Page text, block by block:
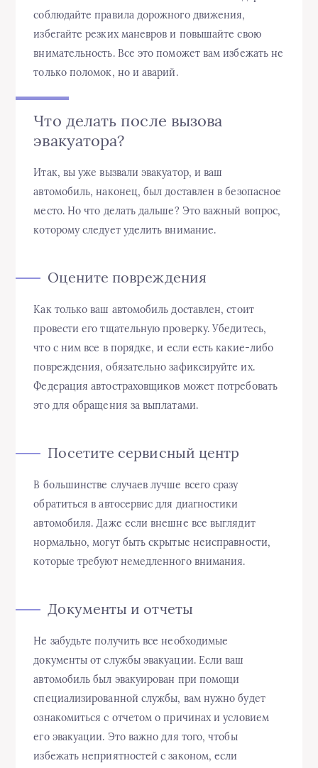
соблюдайте правила дорожного движения,
избегайте резких маневров и повышайте свою
внимательность. Все это поможет вам избежать не
только поломок, но и аварий.
Что делать после вызова
эвакуатора?
Итак, вы уже вызвали эвакуатор, и ваш
автомобиль, наконец, был доставлен в безопасное
место. Но что делать дальше? Это важный вопрос,
которому следует уделить внимание.
Оцените повреждения
Как только ваш автомобиль доставлен, стоит
провести его тщательную проверку. Убедитесь,
что с ним все в порядке, и если есть какие-либо
повреждения, обязательно зафиксируйте их.
Федерация автостраховщиков может потребовать
это для обращения за выплатами.
Посетите сервисный центр
В большинстве случаев лучше всего сразу
обратиться в автосервис для диагностики
автомобиля. Даже если внешне все выглядит
нормально, могут быть скрытые неисправности,
которые требуют немедленного внимания.
Документы и отчеты
Не забудьте получить все необходимые
документы от службы эвакуации. Если ваш
автомобиль был эвакуирован при помощи
специализированной службы, вам нужно будет
ознакомиться с отчетом о причинах и условием
его эвакуации. Это важно для того, чтобы
избежать неприятностей с законом, если